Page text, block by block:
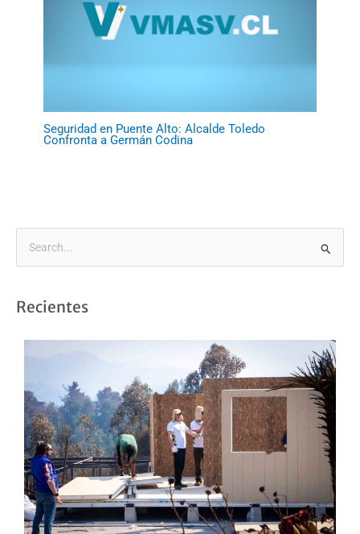
Seguridad en Puente Alto: Alcalde Toledo
Confronta a Germán Codina
cRecientes